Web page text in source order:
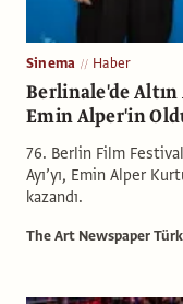
Sinema Haber
Berlinale'de Altın
Emin Alper'in
76. Berlin Film
Ayı’yı, Emin Alper
kazandı.
The Art Newspaper